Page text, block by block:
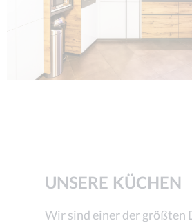
UNSERE KÜCHEN
Wir sind einer der größten